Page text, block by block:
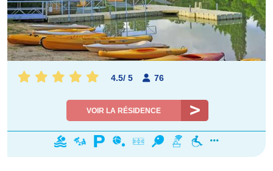
4.5/ 5 76
VOIR LA RÉSIDENCE